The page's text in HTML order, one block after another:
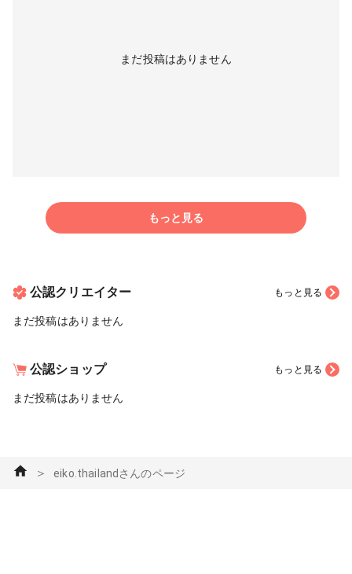
まだ投稿はありません
もっと見る
公認クリエイター もっと見る
まだ投稿はありません
公認ショップ もっと見る
まだ投稿はありません
＞ eiko.thailandさんのページ